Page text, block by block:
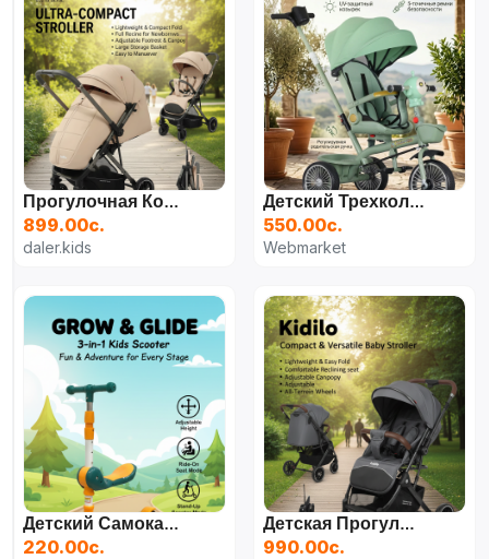
Прогулочная Коляска KIDILO 6521B
899.00с.
daler.kids
Детский Трехколесный Велосипед-Коляска KOMBINASI
550.00с.
Webmarket
Детский Самокат Lovely Duck, Зелёно-Оранжевый
220.00с.
Детская Прогулочная Коляска Kidilo K535-1, Cерый
990.00с.